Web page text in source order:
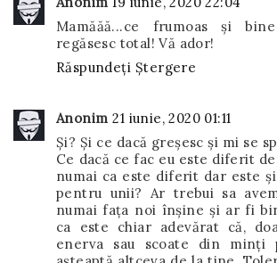
Mamăăă...ce frumoas și
regăsesc total! Vă ador!
Răspundeți Ștergere
Anonim 21 iunie, 2020 01:11
Și? Și ce dacă greșesc și mi se
Ce dacă ce fac eu este diferit
numai ca este diferit dar este și
pentru unii? Ar trebui sa
numai fața noi înșine și ar fi
ca este chiar adevărat că,
enerva sau scoate din minți